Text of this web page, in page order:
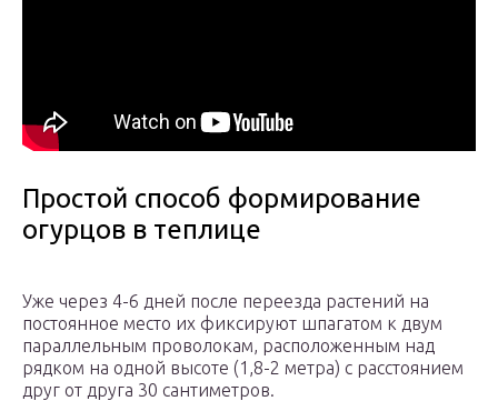
Простой способ формирование
огурцов в теплице
Уже через 4-6 дней после переезда растений на
постоянное место их фиксируют шпагатом к двум
параллельным проволокам, расположенным над
рядком на одной высоте (1,8-2 метра) с расстоянием
друг от друга 30 сантиметров.